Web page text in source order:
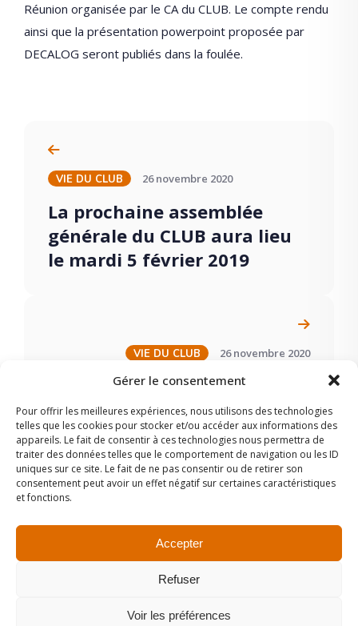
Gérer le consentement
Pour offrir les meilleures expériences, nous utilisons des technologies
telles que les cookies pour stocker et/ou accéder aux informations des
appareils. Le fait de consentir à ces technologies nous permettra de
traiter des données telles que le comportement de navigation ou les ID
uniques sur ce site. Le fait de ne pas consentir ou de retirer son
consentement peut avoir un effet négatif sur certaines caractéristiques
et fonctions.
Accepter
Refuser
Voir les préférences
Réunion organisée par le CA du CLUB. Le compte rendu
ainsi que la présentation powerpoint proposée par
DECALOG seront publiés dans la foulée.
VIE DU CLUB 26 novembre 2020
La prochaine assemblée
générale du CLUB aura lieu
le mardi 5 février 2019
VIE DU CLUB 26 novembre 2020
"Handicap et numérique en
bibliothèque" (Montpellier)
Déclaration de confidentialité (UE)